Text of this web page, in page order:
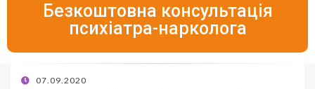
Безкоштовна консультація
психіатра-нарколога
07.09.2020